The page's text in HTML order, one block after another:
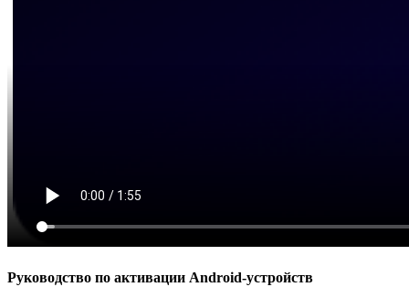
Руководство по активации Android-устройств